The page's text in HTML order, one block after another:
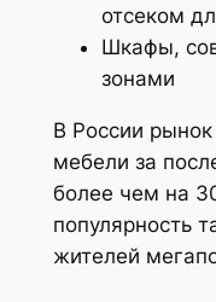
отсеком
Шкафы,
зонами
В России
мебели за
более чем на
популярность
жителей